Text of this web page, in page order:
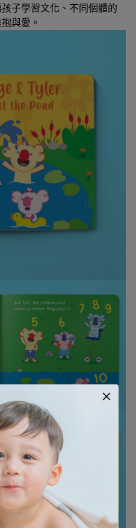
子學習文化、不同個體的
與愛。